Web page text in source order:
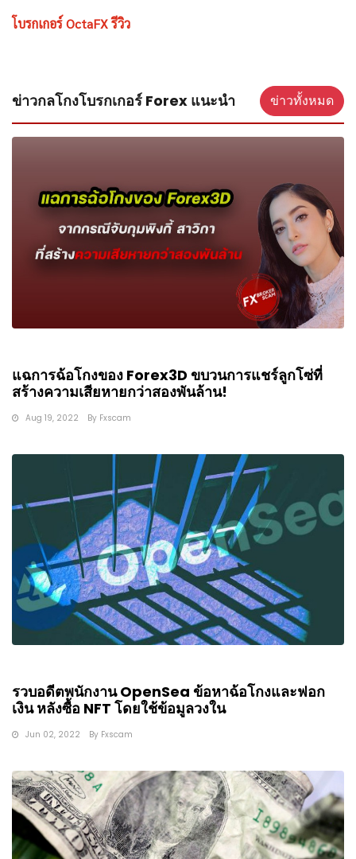
โบรกเกอร์ OctaFX รีวิว
ข่าวกลโกงโบรกเกอร์ Forex แนะนำ ข่าวทั้งหมด
แฉการฉ้อโกงของ Forex3D ขบวนการแชร์ลูกโซ่ที่
สร้างความเสียหายกว่าสองพันล้าน!
Aug 19, 2022 By Fxscam
รวบอดีตพนักงาน OpenSea ข้อหาฉ้อโกงและฟอก
เงิน หลังซื้อ NFT โดยใช้ข้อมูลวงใน
Jun 02, 2022 By Fxscam